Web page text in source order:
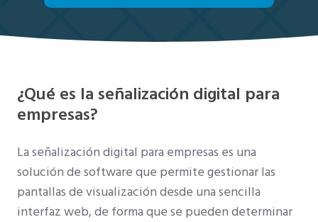
¿Qué es la señalización digital para
empresas?
La señalización digital para empresas es una
solución de software que permite gestionar las
pantallas de visualización desde una sencilla
interfaz web, de forma que se pueden determinar